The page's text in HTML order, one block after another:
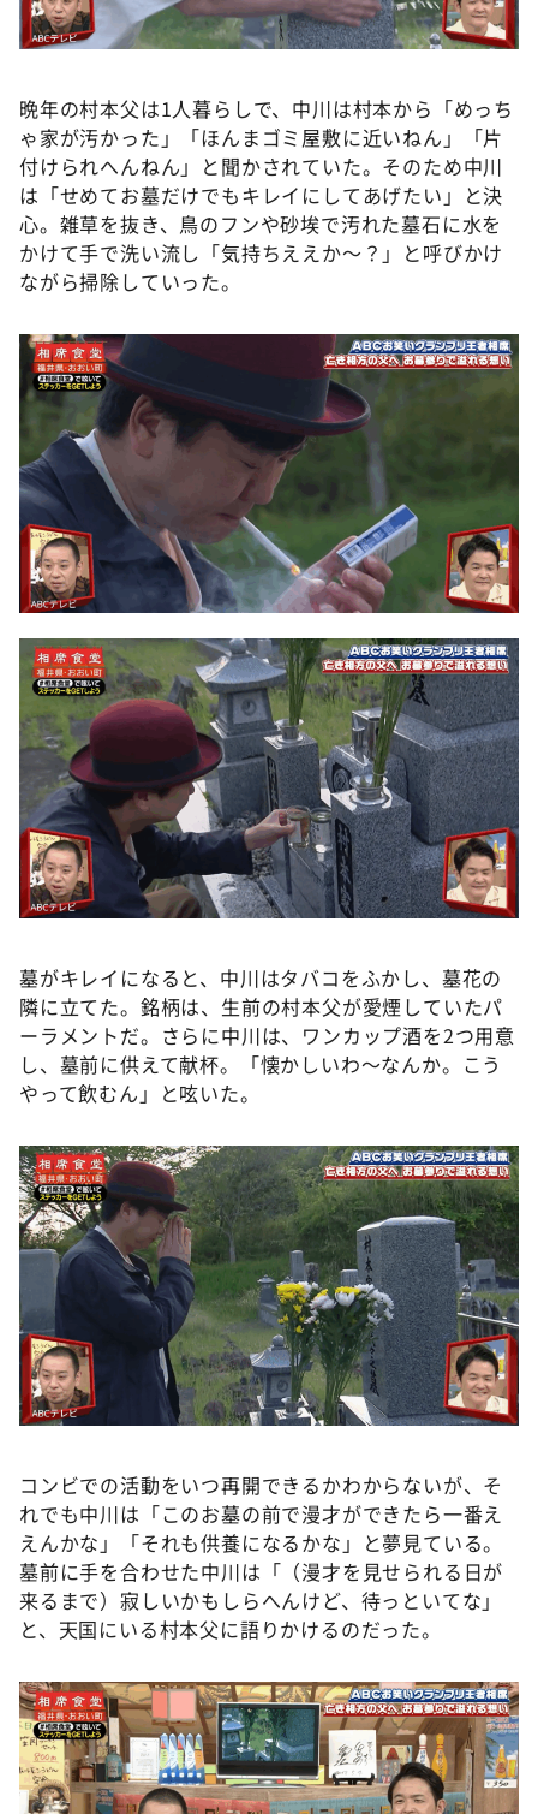
晩年の村本父は1人暮らしで、中川は村本から「めっち
ゃ家が汚かった」「ほんまゴミ屋敷に近いねん」「片
付けられへんねん」と聞かされていた。そのため中川
は「せめてお墓だけでもキレイにしてあげたい」と決
心。雑草を抜き、鳥のフンや砂埃で汚れた墓石に水を
かけて手で洗い流し「気持ちええか～？」と呼びかけ
ながら掃除していった。
墓がキレイになると、中川はタバコをふかし、墓花の
隣に立てた。銘柄は、生前の村本父が愛煙していたパ
ーラメントだ。さらに中川は、ワンカップ酒を2つ用意
し、墓前に供えて献杯。「懐かしいわ～なんか。こう
やって飲むん」と呟いた。
コンビでの活動をいつ再開できるかわからないが、そ
れでも中川は「このお墓の前で漫才ができたら一番え
えんかな」「それも供養になるかな」と夢見ている。
墓前に手を合わせた中川は「（漫才を見せられる日が
来るまで）寂しいかもしらへんけど、待っといてな」
と、天国にいる村本父に語りかけるのだった。